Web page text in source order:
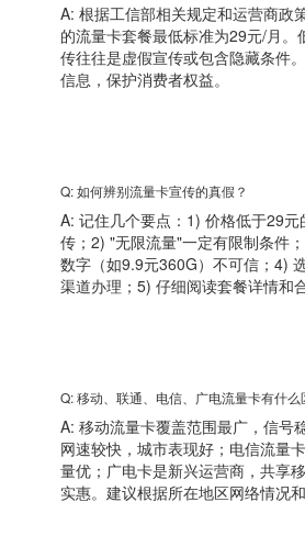
A: 根据工信部相关规定和运营商政
的流量卡套餐最低标准为29元/月。
传往往是虚假宣传或包含隐藏条件
信息，保护消费者权益。
Q: 如何辨别流量卡宣传的真假？
A: 记住几个要点：1) 价格低于29元
传；2) "无限流量"一定有限制条件
数字（如9.9元360G）不可信；4)
渠道办理；5) 仔细阅读套餐详情和
Q: 移动、联通、电信、广电流量卡有什么
A: 移动流量卡覆盖范围最广，信号
网速较快，城市表现好；电信流量
量优；广电卡是新兴运营商，共享
实惠。建议根据所在地区网络情况和